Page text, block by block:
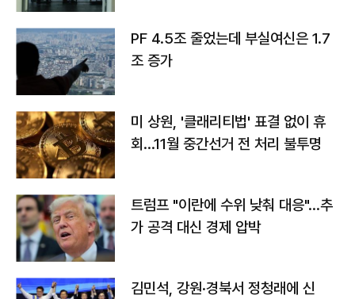
PF 4.5조 줄었는데 부실여신은 1.7
조 증가
미 상원, '클래리티법' 표결 없이 휴
회…11월 중간선거 전 처리 불투명
트럼프 "이란에 수위 낮춰 대응"…추
가 공격 대신 경제 압박
김민석, 강원·경북서 정청래에 신